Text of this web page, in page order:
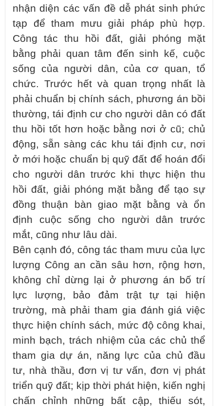
nhận diện các vấn đề dễ phát sinh phức
tạp để tham mưu giải pháp phù hợp.
Công tác thu hồi đất, giải phóng mặt
bằng phải quan tâm đến sinh kế, cuộc
sống của người dân, của cơ quan, tổ
chức. Trước hết và quan trọng nhất là
phải chuẩn bị chính sách, phương án bồi
thường, tái định cư cho người dân có đất
thu hồi tốt hơn hoặc bằng nơi ở cũ; chủ
động, sẵn sàng các khu tái định cư, nơi
ở mới hoặc chuẩn bị quỹ đất để hoán đổi
cho người dân trước khi thực hiện thu
hồi đất, giải phóng mặt bằng để tạo sự
đồng thuận bàn giao mặt bằng và ổn
định cuộc sống cho người dân trước
mắt, cũng như lâu dài.
Bên cạnh đó, công tác tham mưu của lực
lượng Công an cần sâu hơn, rộng hơn,
không chỉ dừng lại ở phương án bố trí
lực lượng, bảo đảm trật tự tại hiện
trường, mà phải tham gia đánh giá việc
thực hiện chính sách, mức độ công khai,
minh bạch, trách nhiệm của các chủ thể
tham gia dự án, năng lực của chủ đầu
tư, nhà thầu, đơn vị tư vấn, đơn vị phát
triển quỹ đất; kịp thời phát hiện, kiến nghị
chấn chỉnh những bất cập, thiếu sót,